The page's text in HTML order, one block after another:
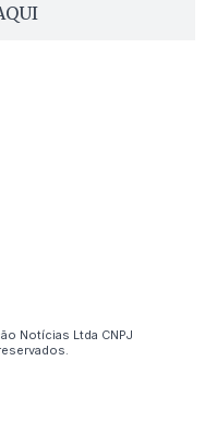
Notícias Ltda CNPJ